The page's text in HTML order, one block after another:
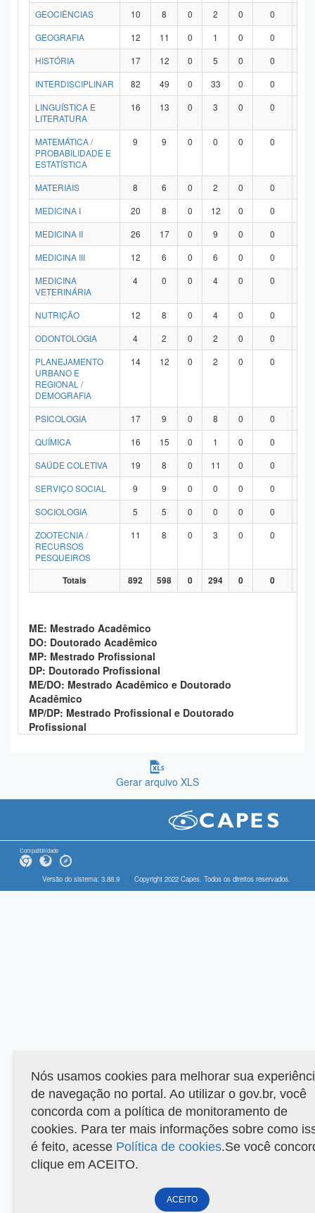
GEOCIÊNCIAS
10 8 0 2 0 0
GEOGRAFIA
12 11 0 1 0 0
HISTÓRIA
17 12 0 5 0 0
INTERDISCIPLINAR
82 49 0 33 0 0
LINGUÍSTICA E
LITERATURA
16 13 0 3 0 0
MATEMÁTICA /
PROBABILIDADE E
ESTATÍSTICA
9 9 0 0 0 0
MATERIAIS 8 6 0 2 0 0
MEDICINA I
20 8 0 12 0 0
MEDICINA II
26 17 0 9 0 0
MEDICINA III
12 6 0 6 0 0
MEDICINA
VETERINÁRIA
4 0 0 4 0 0
NUTRIÇÃO 12 8 0 4 0 0
ODONTOLOGIA
4 2 0 2 0 0
PLANEJAMENTO
URBANO E
REGIONAL /
DEMOGRAFIA
14 12 0 2 0 0
PSICOLOGIA 17 9 0 8 0 0
QUÍMICA
16 15 0 1 0 0
SAÚDE COLETIVA
19 8 0 11 0 0
SERVIÇO SOCIAL
9 9 0 0 0 0
SOCIOLOGIA
5 5 0 0 0 0
ZOOTECNIA /
RECURSOS
PESQUEIROS
11 8 0 3 0 0
Totais 892 598 0 294 0 0
ME: Mestrado Acadêmico
DO: Doutorado Acadêmico
MP: Mestrado Profissional
DP: Doutorado Profissional
ME/DO: Mestrado Acadêmico e Doutorado
Acadêmico
MP/DP: Mestrado Profissional e Doutorado
Profissional
Gerar arquivo XLS
Compatibilidade
Versão do sistema: 3.88.9 Copyright 2022 Capes. Todos os direitos reservados.
Nós usamos cookies para melhorar sua
de navegação no portal. Ao utilizar o gov.br, você
concorda com a política de monitoramento de
cookies. Para ter mais informações sobre como
é feito, acesse Política de cookies.Se você
clique em ACEITO.
ACEITO